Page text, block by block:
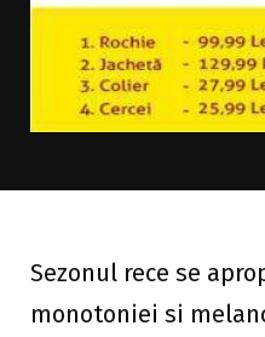
Sezonul rece se
monotoniei si